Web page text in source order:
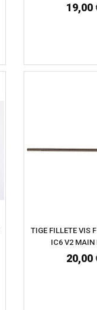
19,00
TIGE FILLETE VIS
IC6 V2 MAIN
20,00